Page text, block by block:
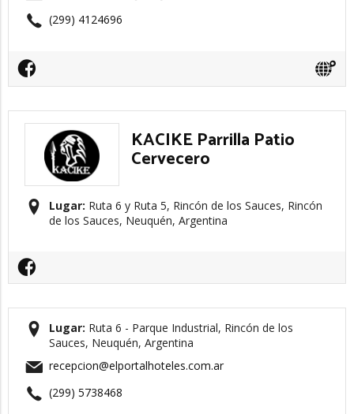
(299) 4124696
KACIKE Parrilla Patio
Cervecero
Lugar: Ruta 6 y Ruta 5, Rincón de los Sauces, Rincón
de los Sauces, Neuquén, Argentina
Lugar: Ruta 6 - Parque Industrial, Rincón de los
Sauces, Neuquén, Argentina
recepcion@elportalhoteles.com.ar
(299) 5738468